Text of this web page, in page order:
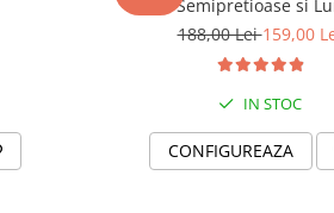
Pietre Semipretioase si
Parfumata
188,00 Lei159,00
IN STOC
CONFIGUREAZA